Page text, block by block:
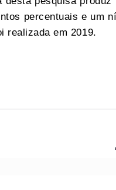
percentuais e um
realizada em 2019.